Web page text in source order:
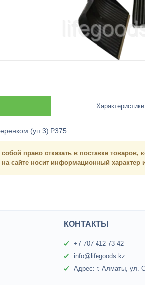
Характеристики
(уп.3) Р375
право отказать в поставке товаров,
на сайте носит информационный характер и
КОНТАКТЫ
+7 707 412 73 42
info@lifegoods.kz
Адрес: г. Алматы, ул.